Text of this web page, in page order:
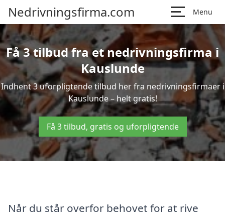
Nedrivningsfirma.com Menu
Få 3 tilbud fra et nedrivningsfirma i
Kauslunde
Indhent 3 uforpligtende tilbud her fra nedrivningsfirmaer i
Kauslunde – helt gratis!
Få 3 tilbud, gratis og uforpligtende
Når du står overfor behovet for at rive